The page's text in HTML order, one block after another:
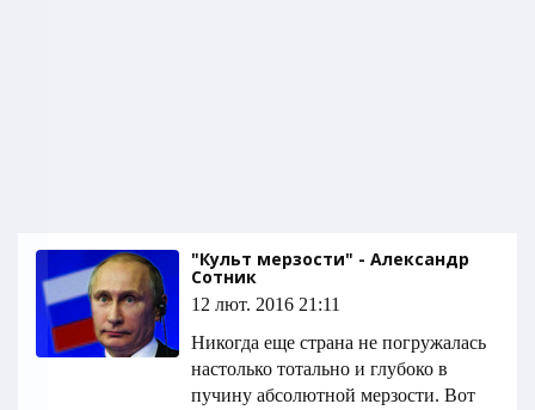
"Культ мерзости" - Александр
Сотник
12 лют. 2016 21:11
Никогда еще страна не погружалась
настолько тотально и глубоко в
пучину абсолютной мерзости. Вот